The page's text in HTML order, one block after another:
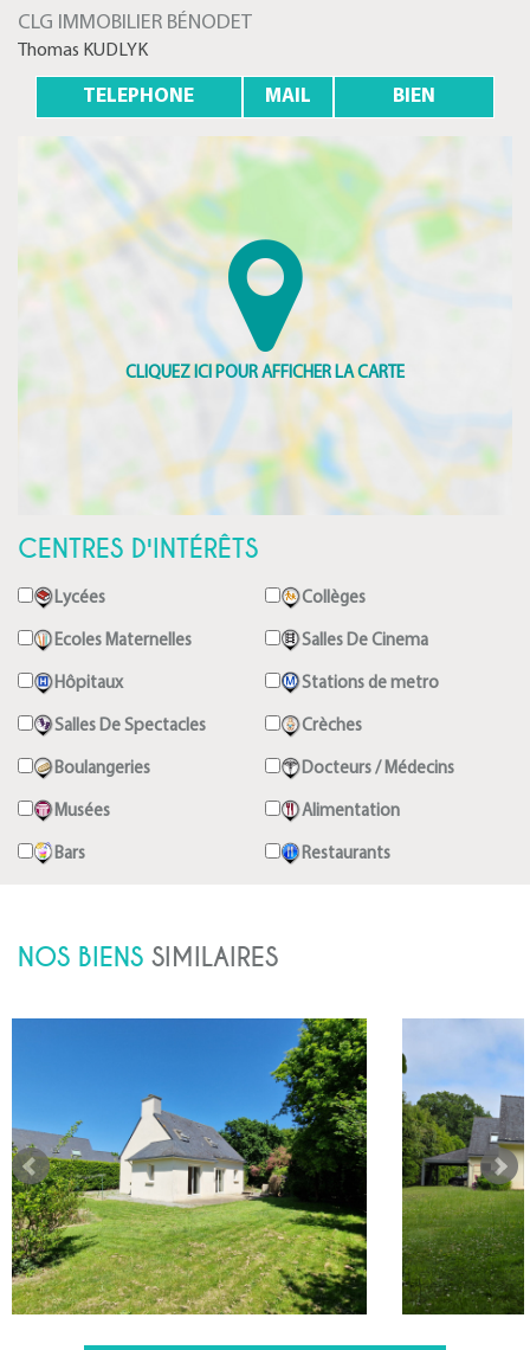
CLG IMMOBILIER BÉNODET
Thomas KUDLYK
TELEPHONE MAIL BIEN
CENTRES D'INTÉRÊTS
Lycées Collèges
Ecoles Maternelles Salles De Cinema
Hôpitaux Stations de metro
Salles De Spectacles Crèches
Boulangeries Docteurs / Médecins
Musées Alimentation
Bars Restaurants
NOS BIENS SIMILAIRES